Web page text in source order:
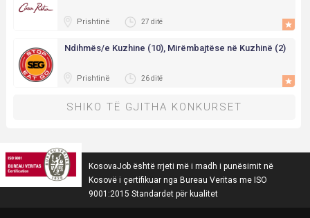
Prishtinë 27 ditë
Ndihmës/e Kuzhine (10), Mirëmbajtëse në Kuzhinë (2)
Prishtinë 26 ditë
SHIKO TË GJITHA KONKURSET
KosovaJob është rrjeti më i madh i punësimit në
Kosovë i çertifikuar nga Bureau Veritas me ISO
9001:2015 Standardet për kualitet